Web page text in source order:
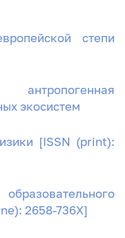
степи
экосистем
[ISSN (print):
2658-736X]